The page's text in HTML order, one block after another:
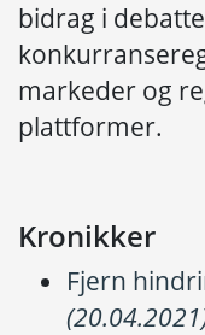
bidrag i
markeder og
plattformer.
Kronikker
Fjern